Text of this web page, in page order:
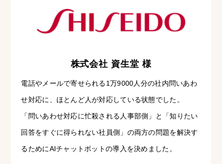
株式会社 資生堂 様
電話やメールで寄せられる1万9000人分の社内問いあわ
せ対応に、ほとんど人が対応している状態でした。
「問いあわせ対応に忙殺される人事部側」と「知りたい
回答をすぐに得られない社員側」の両方の問題を解決す
るためにAIチャットボットの導入を決めました。